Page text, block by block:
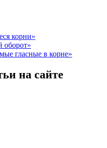
корни»
оборот»
гласные в корне»
на сайте